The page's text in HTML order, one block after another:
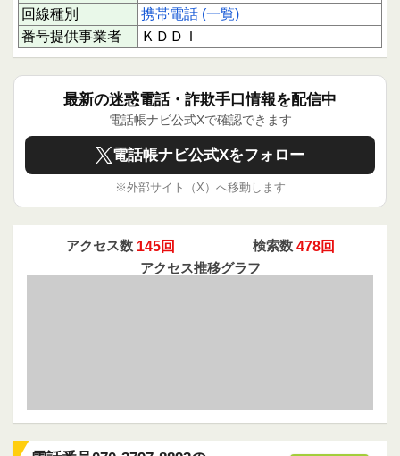
下にスクロールすると実際に電話に応答された方
のクチコミを読むことができます。あなたの体験
を共有することで、他の利用者の安全確保に貢献
に留めて、クチコミ投稿にご協力ください。
回線種別
携帯電話 (一覧)
番号提供事業者
ＫＤＤＩ
最新の迷惑電話・詐欺手口情報を配信中
電話帳ナビ公式Xで確認できます
電話帳ナビ公式Xをフォロー
※外部サイト（X）へ移動します
アクセス数 145回 検索数 478回
アクセス推移グラフ